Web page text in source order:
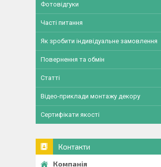
Фотовідгуки
Часті питання
Як зробити індивідуальне замовлення
Повернення та обмін
Статті
Відео-приклади монтажу декору
Сертифікати якості
Контакти